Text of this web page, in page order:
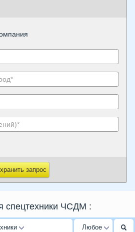
запрос
спецтехники ЧСДМ :
Любое